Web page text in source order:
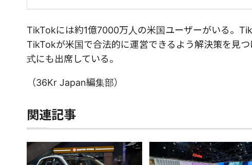
TikTokには約1億7000万人の米国ユーザーがいる。
TikTokが米国で合法的に運営できるよう解決策を見
式にも出席している。
（36Kr Japan編集部）
関連記事